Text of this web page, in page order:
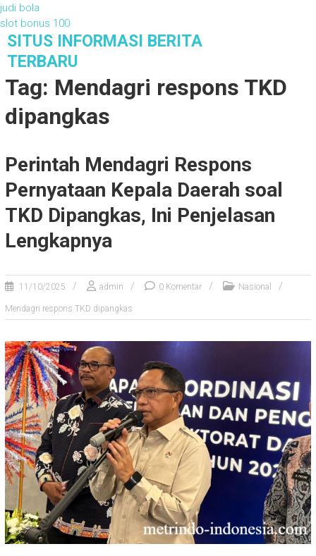
judi bola
slot bonus 100
SITUS INFORMASI BERITA
TERBARU
Tag: Mendagri respons TKD
dipangkas
Perintah Mendagri Respons
Pernyataan Kepala Daerah soal
TKD Dipangkas, Ini Penjelasan
Lengkapnya
11/10/2025 admin 0 Komentar Nasional
Mendagri respons TKD dipangkas